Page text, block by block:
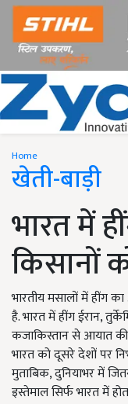
Home
खेती-बाड़ी
भारत में
किसानों
भारतीय मसालों में हींग
है. भारत में हींग ईरान,
कजाकिस्तान से आयात
भारत को दूसरे देशों पर
मुताबिक, दुनियाभर में
इस्तेमाल सिर्फ भारत में